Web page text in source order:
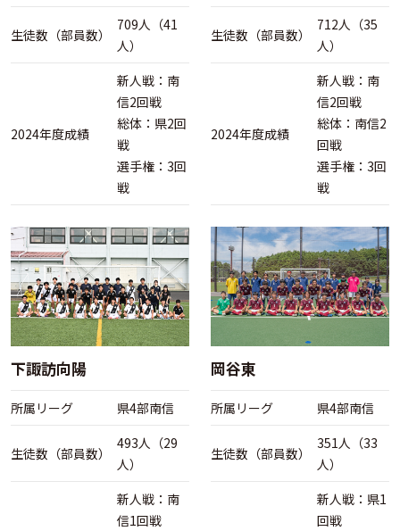
生徒数（部員数）
709人（41
人）
2024年度成績
新人戦：南
信2回戦
総体：県2回
戦
選手権：3回
戦
生徒数（部員数）
712人（35
人）
2024年度成績
新人戦：南
信2回戦
総体：南信2
回戦
選手権：3回
戦
下諏訪向陽
所属リーグ 県4部南信
生徒数（部員数）
493人（29
人）
新人戦：南
信1回戦
岡谷東
所属リーグ 県4部南信
生徒数（部員数）
351人（33
人）
新人戦：県1
回戦